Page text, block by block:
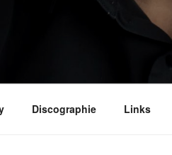
Discographie Links